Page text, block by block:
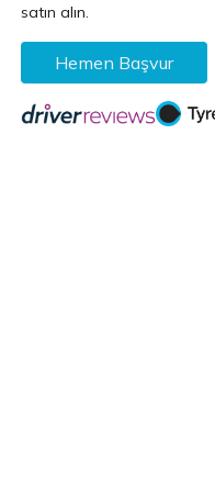
satın alın.
Hemen Başvur